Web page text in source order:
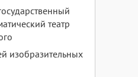
театр
изобразительных